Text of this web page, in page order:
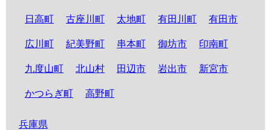
日高町 古座川町 太地町 有田川町 有田市
広川町 紀美野町 串本町 御坊市 印南町
九度山町 北山村 田辺市 岩出市 新宮市
かつらぎ町 高野町
兵庫県